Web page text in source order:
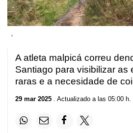
,
A atleta malpicá correu
Santiago para visibilizar as
raras e a necesidade de
29 mar 2025 . Actualizado a las 05:00 h.